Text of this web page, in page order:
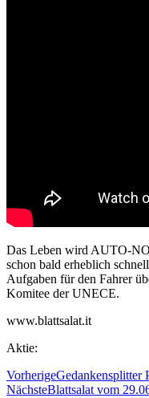
Das Leben wird AUTO-
schon bald erheblich
Aufgaben für den Fahrer
Komitee der UNECE.
www.blattsalat.it
Aktie:
VorherigeGedankensplitter
NächsteBlattsalat vom